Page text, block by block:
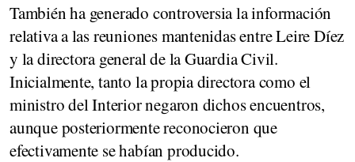
También ha generado controversia la información
relativa a las reuniones mantenidas entre Leire Díez
y la directora general de la Guardia Civil.
Inicialmente, tanto la propia directora como el
ministro del Interior negaron dichos encuentros,
aunque posteriormente reconocieron que
efectivamente se habían producido.